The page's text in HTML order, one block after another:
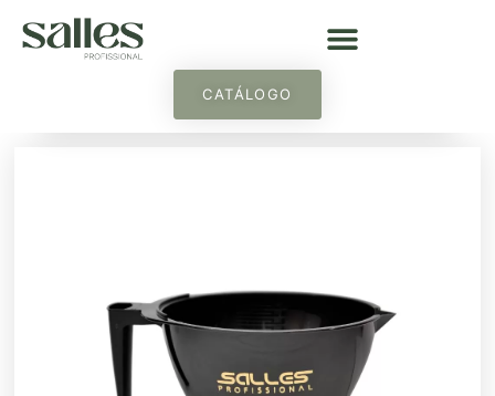
CATÁLOGO